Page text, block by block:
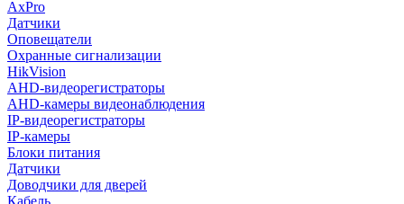
AxPro
Датчики
Оповещатели
Охранные сигнализации
HikVision
AHD-видеорегистраторы
AHD-камеры видеонаблюдения
IP-видеорегистраторы
IP-камеры
Блоки питания
Датчики
Доводчики для дверей
Кабель